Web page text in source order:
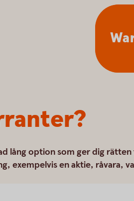
lång option som ger dig
exempelvis en aktie, råvara,